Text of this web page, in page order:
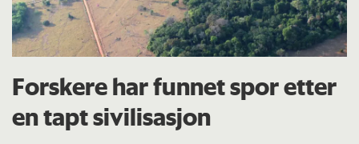
Forskere har funnet spor etter
en tapt sivilisasjon